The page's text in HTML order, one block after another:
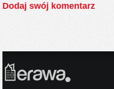
Dodaj swój komentarz